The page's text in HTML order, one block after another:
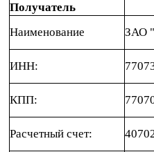
Получатель
Наименование
ЗАО
ИНН:
КПП:
Расчетный счет: